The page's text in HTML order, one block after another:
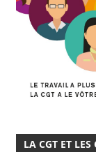
LA CGT ET LES